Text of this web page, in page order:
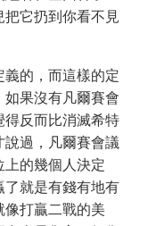
把它扔到你看不見
的，而這樣的定
果沒有凡爾賽會
得反而比消滅希特
過，凡爾賽會議
上的幾個人決定
了就是有錢有地有
像打贏二戰的美